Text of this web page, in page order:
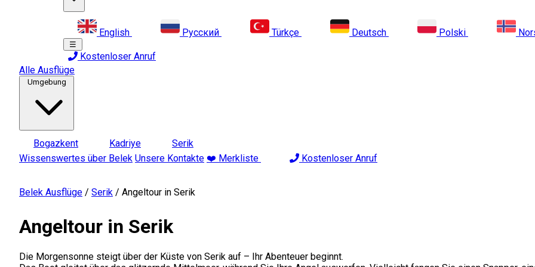
English Русский Türkçe Deutsch Polski
☰
Kostenloser Anruf
Alle Ausflüge
Umgebung
Bogazkent Kadriye
Serik
Wissenswertes über Belek Unsere Kontakte ❤️ Merkliste Kostenloser Anruf
Belek Ausflüge / Serik / Angeltour in Serik
Angeltour in Serik
Die Morgensonne steigt über der Küste von Serik auf – Ihr Abenteuer beginnt.